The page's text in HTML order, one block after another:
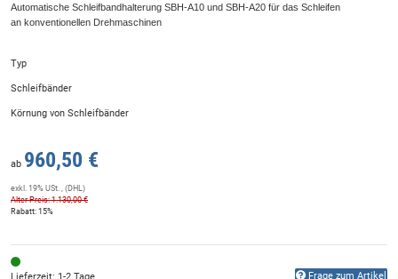
Automatische Schleifbandhalterung SBH-A10 und SBH-A20 für das Schleifen
an konventionellen Drehmaschinen
Typ
Schleifbänder
Körnung von Schleifbänder
ab 960,50 €
exkl. 19% USt. , (DHL)
Alter Preis: 1.130,00 €
Rabatt: 15%
Frage zum Artikel